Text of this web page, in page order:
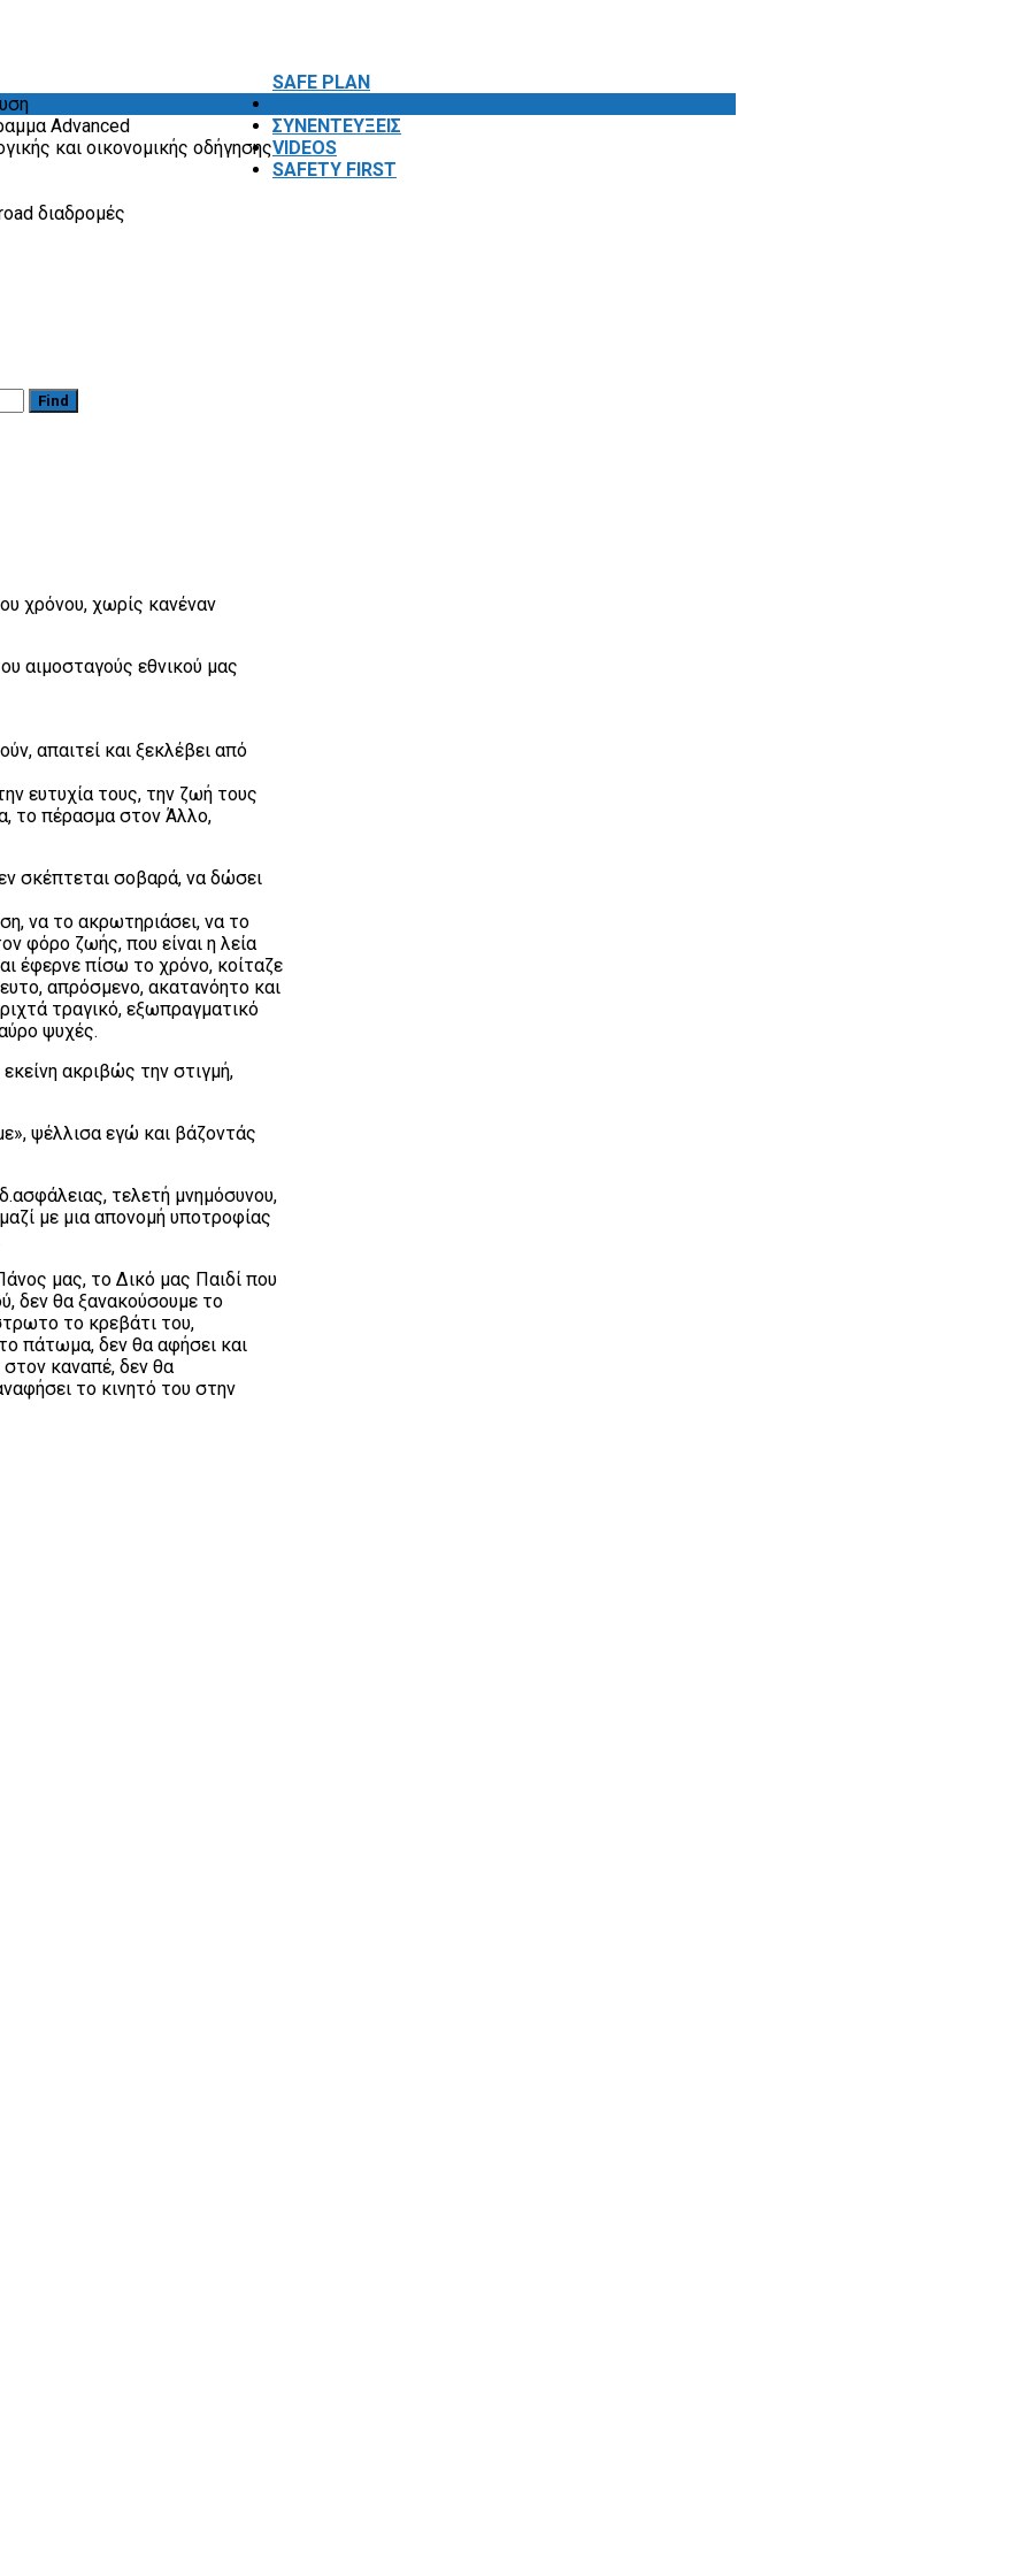
SAFE PLAN
Advanced
και οικονομικής οδήγησης
διαδρομές
ΣΥΝΕΝΤΕΥΞΕΙΣ
VIDEOS
SAFETY FIRST
Find
χρόνου, χωρίς κανέναν
αιμοσταγούς εθνικού μας
απαιτεί και ξεκλέβει από
ευτυχία τους, την ζωή τους
το πέρασμα στον Άλλο,
σκέπτεται σοβαρά, να δώσει
να το ακρωτηριάσει, να το
φόρο ζωής, που είναι η λεία
έφερνε πίσω το χρόνο, κοίταζε
απρόσμενο, ακατανόητο και
τραγικό, εξωπραγματικό
ψυχές.
ακριβώς την στιγμή,
ψέλλισα εγώ και βάζοντάς
τελετή μνημόσυνου,
με μια απονομή υποτροφίας
μας, το Δικό μας Παιδί που
δεν θα ξανακούσουμε το
το κρεβάτι του,
πάτωμα, δεν θα αφήσει και
καναπέ, δεν θα
το κινητό του στην